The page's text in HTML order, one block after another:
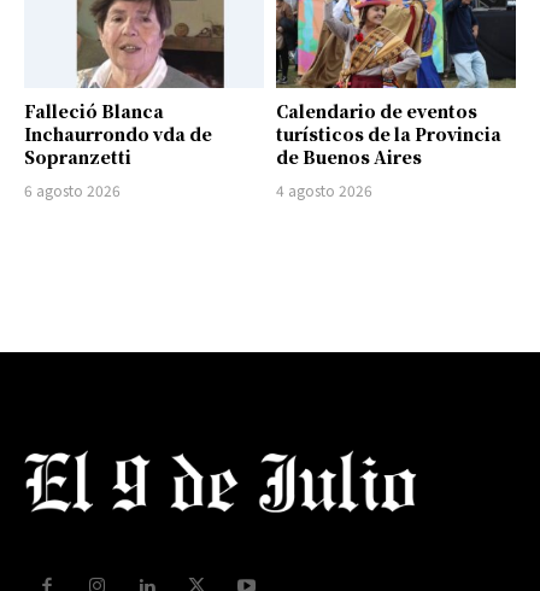
Falleció Blanca
Inchaurrondo vda de
Sopranzetti
6 agosto 2026
Calendario de eventos
turísticos de la Provincia
de Buenos Aires
4 agosto 2026